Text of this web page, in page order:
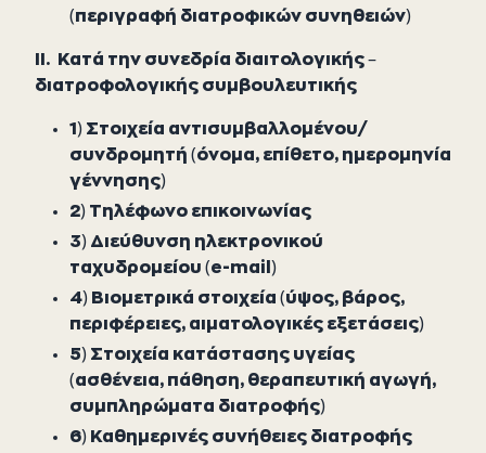
(περιγραφή διατροφικών συνηθειών)
ΙΙ. Κατά την συνεδρία διαιτολογικής –
διατροφολογικής συμβουλευτικής
1) Στοιχεία αντισυμβαλλομένου/
συνδρομητή (όνομα, επίθετο, ημερομηνία
γέννησης)
2) Τηλέφωνο επικοινωνίας
3) Διεύθυνση ηλεκτρονικού
ταχυδρομείου (e-mail)
4) Βιομετρικά στοιχεία (ύψος, βάρος,
περιφέρειες, αιματολογικές εξετάσεις)
5) Στοιχεία κατάστασης υγείας
(ασθένεια, πάθηση, θεραπευτική αγωγή,
συμπληρώματα διατροφής)
6) Καθημερινές συνήθειες διατροφής